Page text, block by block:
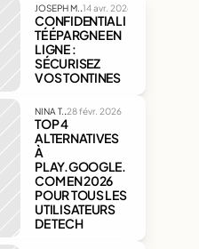
JOSEPH M. .14 avr. 2026
CONFIDENTIALI
TÉ ÉPARGNE EN
LIGNE :
SÉCURISEZ
VOS TONTINES
NINA T. .28 févr. 2026
TOP 4
ALTERNATIVES
À
PLAY.GOOGLE.
COM EN 2026
POUR TOUS LES
UTILISATEURS
DE TECH